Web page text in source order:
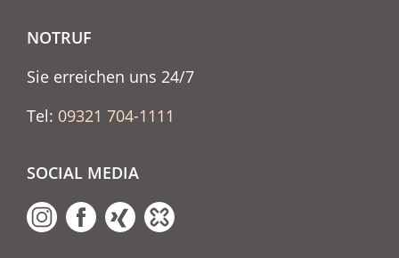
NOTRUF
Sie erreichen uns 24/7
Tel: 09321 704-1111
SOCIAL MEDIA